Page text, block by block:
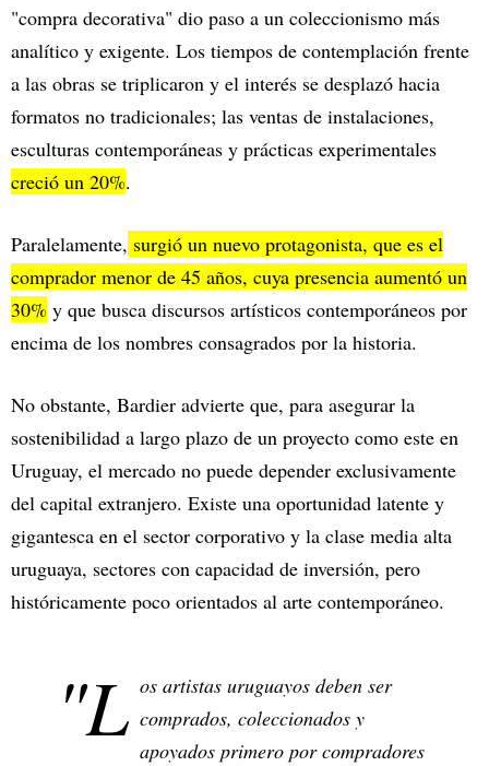
"compra decorativa" dio paso a un coleccionismo más
analítico y exigente. Los tiempos de contemplación frente
a las obras se triplicaron y el interés se desplazó hacia
formatos no tradicionales; las ventas de instalaciones,
esculturas contemporáneas y prácticas experimentales
creció un 20%.
Paralelamente, surgió un nuevo protagonista, que es el
comprador menor de 45 años, cuya presencia aumentó un
30% y que busca discursos artísticos contemporáneos por
encima de los nombres consagrados por la historia.
No obstante, Bardier advierte que, para asegurar la
sostenibilidad a largo plazo de un proyecto como este en
Uruguay, el mercado no puede depender exclusivamente
del capital extranjero. Existe una oportunidad latente y
gigantesca en el sector corporativo y la clase media alta
uruguaya, sectores con capacidad de inversión, pero
históricamente poco orientados al arte contemporáneo.
"L os artistas uruguayos deben ser
comprados, coleccionados y
apoyados primero por compradores